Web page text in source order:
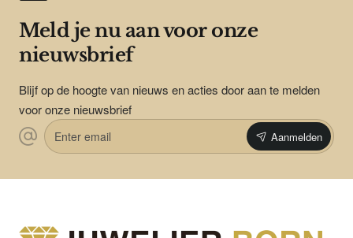
Meld je nu aan voor onze
nieuwsbrief
Blijf op de hoogte van nieuws en acties door aan te melden
voor onze nieuwsbrief
Enter
email
Aanmelden